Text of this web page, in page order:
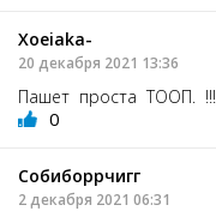
Xoeiaka-
20 декабря 2021 13:36
Пашет проста ТООП. !!!
0
Собиборрчигг
2 декабря 2021 06:31